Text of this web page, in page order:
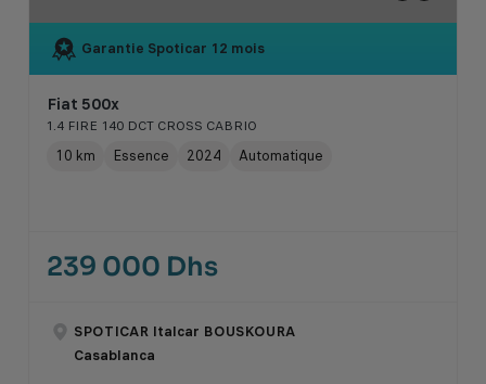
Garantie Spoticar 12 mois
Fiat 500x
1.4 FIRE 140 DCT CROSS CABRIO
10 km Essence 2024 Automatique
239 000 Dhs
SPOTICAR Italcar BOUSKOURA
Casablanca